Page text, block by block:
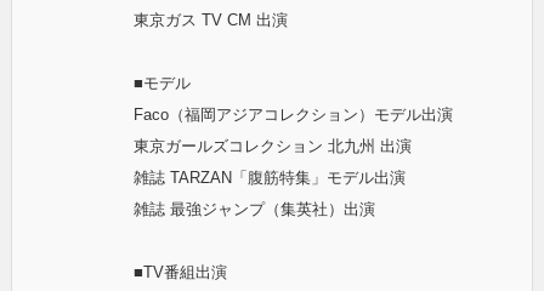
東京ガス TV CM 出演
■モデル
Faco（福岡アジアコレクション）モデル出演
東京ガールズコレクション 北九州 出演
雑誌 TARZAN「腹筋特集」モデル出演
雑誌 最強ジャンプ（集英社）出演
■TV番組出演